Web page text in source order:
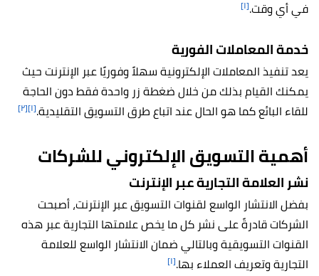
في أي وقت.[١]
خدمة المعاملات الفورية
يعد تنفيذ المعاملات الإلكترونية سهلاً وفوريًا عبر الإنترنت حيث
يمكنك القيام بذلك من خلال ضغطة زر واحدة فقط دون الحاجة
للقاء البائع كما هو الحال عند اتباع طرق التسويق التقليدية.[١] [٢]
أهمية التسويق الإلكتروني للشركات
نشر العلامة التجارية عبر الإنترنت
بفضل الانتشار الواسع لقنوات التسويق عبر الإنترنت، أصبحت
الشركات قادرةً على نشر كل ما يخص علامتها التجارية عبر هذه
القنوات التسويقية وبالتالي ضمان الانتشار الواسع للعلامة
التجارية وتعريف العملاء بها.[١]